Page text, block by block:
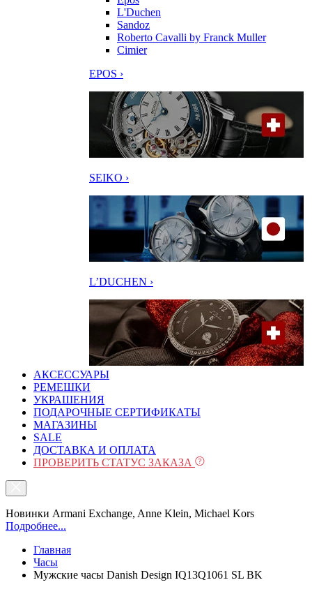
L'Duchen
Sandoz
Roberto Cavalli by Franck Muller
Cimier
EPOS ›
SEIKO ›
L’DUCHEN ›
АКСЕССУАРЫ
РЕМЕШКИ
УКРАШЕНИЯ
ПОДАРОЧНЫЕ СЕРТИФИКАТЫ
МАГАЗИНЫ
SALE
ДОСТАВКА И ОПЛАТА
ПРОВЕРИТЬ СТАТУС ЗАКАЗА
Новинки Armani Exchange, Anne Klein, Michael Kors
Подробнее...
Главная
Часы
Мужские часы Danish Design IQ13Q1061 SL BK